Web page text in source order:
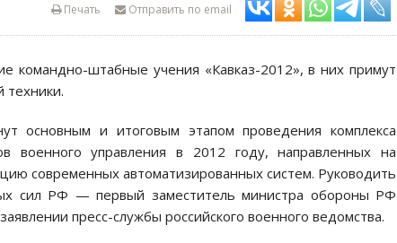
Отправить по email
Печать
командно-штабные учения «Кавказ-2012», в них примут
техники.
основным и итоговым этапом проведения комплекса
военного управления в 2012 году, направленных на
современных автоматизированных систем. Руководить
сил РФ — первый заместитель министра обороны РФ
пресс-службы российского военного ведомства.